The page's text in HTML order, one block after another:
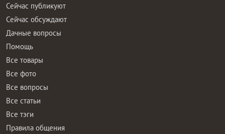
Сейчас публикуют
Сейчас обсуждают
Дачные вопросы
Помощь
Все товары
Все фото
Все вопросы
Все статьи
Все тэги
Правила общения